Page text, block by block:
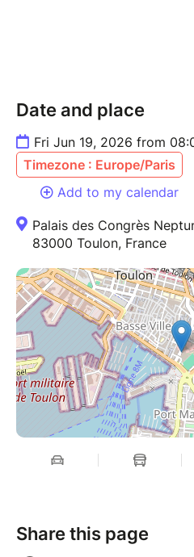
Date and place
Fri Jun 19, 2026 from
Timezone : Europe/Paris
Add to my calendar
Palais des Congrès
83000 Toulon, France
Share this page